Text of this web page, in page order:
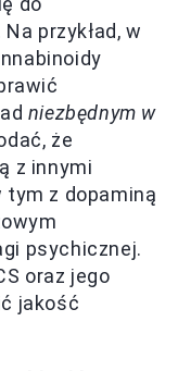
przykład, w
niezbędnym w
że
z innymi
tym z dopaminą
psychicznej.
oraz jego
jakość